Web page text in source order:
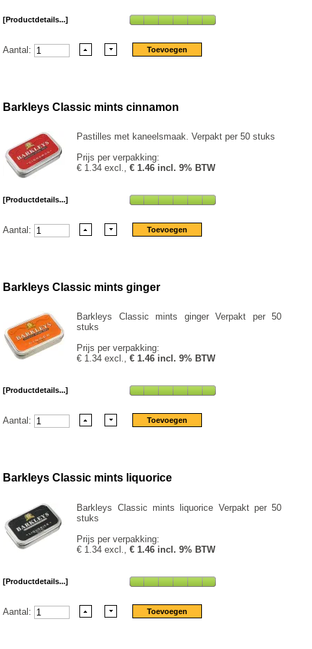
[Productdetails...]
Aantal:
Barkleys Classic mints cinnamon
Pastilles met kaneelsmaak. Verpakt per 50 stuks
Prijs per verpakking:
€ 1.34 excl.,€ 1.46 incl. 9% BTW
[Productdetails...]
Aantal:
Barkleys Classic mints ginger
Barkleys Classic mints ginger Verpakt per 50
stuks
Prijs per verpakking:
€ 1.34 excl.,€ 1.46 incl. 9% BTW
[Productdetails...]
Aantal:
Barkleys Classic mints liquorice
Barkleys Classic mints liquorice Verpakt per 50
stuks
Prijs per verpakking:
€ 1.34 excl.,€ 1.46 incl. 9% BTW
[Productdetails...]
Aantal: